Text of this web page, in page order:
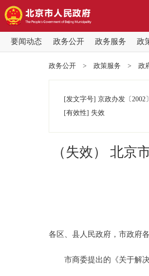
要闻动态 政务公开 政务服务 政
党中央精神
政务公开
政务公开 > 政策服务 > 政
[发文字号] 京政办发 〔2002〕
[有效性] 失效
（失效） 北京
各区、县人民政府，市政府
市商委提出的《关于解决